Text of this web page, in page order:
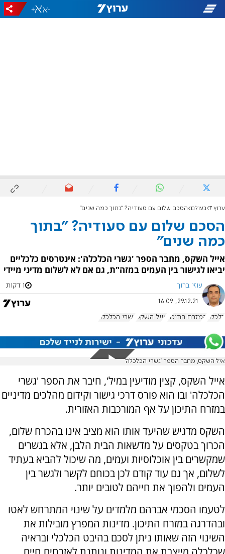
-
+
ערוץ 7 בעולם הסכם שלום עם סעודיה? "בתוך כמה שנים"
הסכם שלום עם סעודיה? "בתוך
כמה שנים"
אייל השקס, מחבר הספר 'גשרי הכלכלה': אינטרסים כלכליים
יביאו לגישור בין העמים במזה"ת, גם אם לא לשלום מדיני מיידי
עוזי ברוך 1 דקות
29.12.21, 16:09
כלכלה המזרח התיכון אייל השקס גשרי הכלכלה
איל השקס, מחבר הספר 'גשרי הכלכלה'
אייל השקס, קצין מודיעין במיל', חיבר את הספר 'גשרי
הכלכלה' ובו הוא פורס דרכי גישור וקידום מהלכים מדיניים
במזרח התיכון על אף המורכבות האזורית.
השקס מדגיש שהיעד אותו הוא מציב אינו בהכרח שלום,
הכרוך בטקסים על מדשאות הבית הלבן, אלא בגשרים
שמקשרים בין אוכלוסיות ועמים, מה שיכול להביא בעתיד
לשלום, אך גם עוד קודם לכן בכוחם לקשר ולגשר בין
העמים ולהפוך את חייהם לטובים יותר.
לטעמו הסכמי אברהם מלמדים על שינוי המתרחש לאטו
ובהדרגה במזרח התיכון. מדינות המפרץ מובילות את
השינוי הזה שאותו ניתן לסכם בהיבט הכלכלי ובראיה